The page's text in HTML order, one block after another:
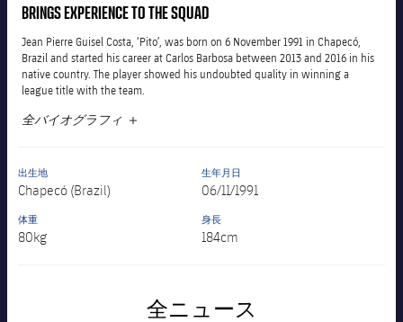
BRINGS EXPERIENCE TO THE SQUAD
Jean Pierre Guisel Costa, ‘Pito’, was born on 6 November 1991 in Chapecó,
Brazil and started his career at Carlos Barbosa between 2013 and 2016 in his
native country. The player showed his undoubted quality in winning a
league title with the team.
全バイオグラフィ
出生地
Chapecó (Brazil)
生年月日
06/11/1991
体重
80kg
身長
184cm
全ニュース